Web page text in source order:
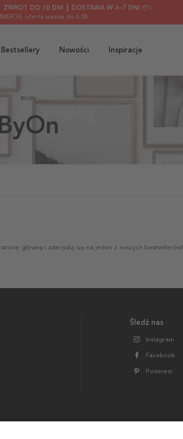
ZWROT DO 30 DNI ┃ DOSTAWA W 2–7 DNI 📦✨
, oferta ważna do 6.08
Bestsellery Nowości Inspiracje
BYON
główną i zdecyduj się na jeden z naszych bestsellerów!
Śledź nas
Instagram
Facebook
Pinterest